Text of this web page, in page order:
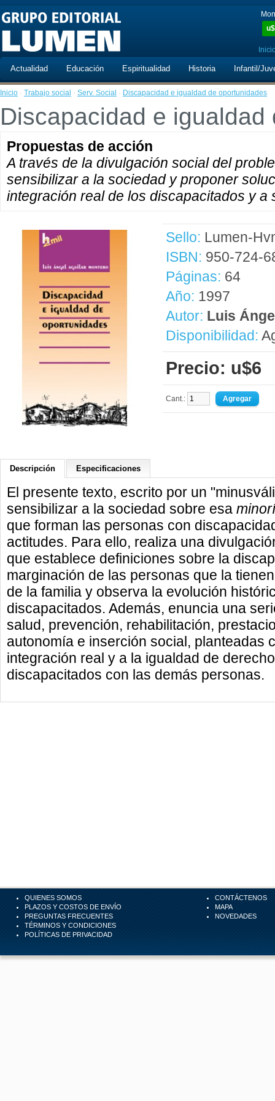
u$
Actualidad Educación Espiritualidad Historia Infantil/
Inicio · Trabajo social · Serv. Social · Discapacidad e igualdad de oportunidades
Discapacidad e
Propuestas de acción
A través de la divulgación social del
sensibilizar a la sociedad y proponer
integración real de los discapacitados y a
Sello: Lumen-
ISBN: 950-724-
Páginas: 64
Año: 1997
Autor: Luis
Disponibilidad:
Precio: u$6
Cant.:
Descripción Especificaciones
El presente texto, escrito por un
sensibilizar a la sociedad sobre esa
que forman las personas con
actitudes. Para ello, realiza una
que establece definiciones sobre la
marginación de las personas que la
de la familia y observa la evolución
discapacitados. Además, enuncia una
salud, prevención, rehabilitación,
autonomía e inserción social, planteadas
integración real y a la igualdad de
discapacitados con las demás personas.
QUIENES SOMOS
PLAZOS Y COSTOS DE ENVÍO
PREGUNTAS FRECUENTES
TÉRMINOS Y CONDICIONES
POLÍTICAS DE PRIVACIDAD
CONTÁCTENOS
MAPA
NOVEDADES